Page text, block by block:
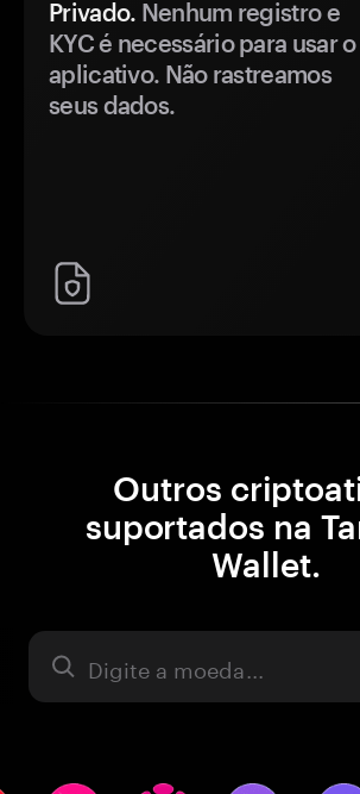
Privado. Nenhum registro e
KYC é necessário para usar o
aplicativo. Não rastreamos
seus dados.
Outros
suportados na
Wallet.
Ativo